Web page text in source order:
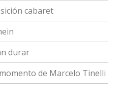
cabaret
durar
de Marcelo Tinelli